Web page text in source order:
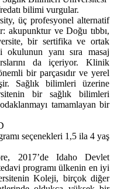
bilimi vurgular.
üç profesyonel alternatif
akupunktur ve Doğu tıbbı,
bir sertifika ve ortak
okulunun yanı sıra masaj
da içeriyor. Klinik
bir parçasıdır ve yerel
Sağlık bilimleri üzerine
bir sağlık bilimleri
tamamlayan bir
seçenekleri 1,5 ila 4 yaş
2017’de Idaho Devlet
programı ülkenin en iyi
Koleji, birçok diğer